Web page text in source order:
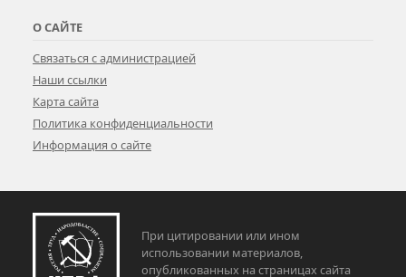
О САЙТЕ
Связаться с администрацией
Наши ссылки
Карта сайта
Политика конфиденциальности
Информация о сайте
При цитировании или ином
использовании материалов,
опубликованных на страницах сайта